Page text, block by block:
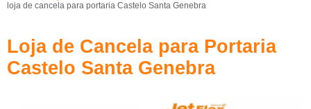
loja de cancela para portaria Castelo Santa Genebra
Loja de Cancela para Portaria
Castelo Santa Genebra